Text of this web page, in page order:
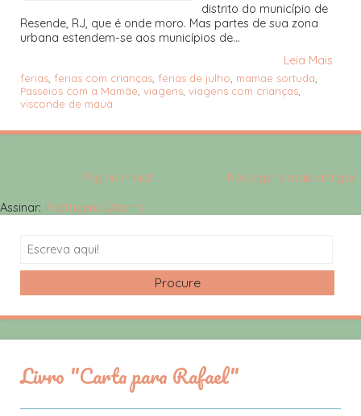
distrito do município de
Resende, RJ, que é onde moro. Mas partes de sua zona
urbana estendem-se aos municípios de...
Leia Mais
ferias, ferias com crianças, férias de julho, mamae sortuda,
Passeios com a Mamãe, viagens, viagens com crianças,
visconde de mauá
Postagens mais antigas
Página inicial
Assinar: Postagens (Atom)
Search
Livro "Carta para Rafael"